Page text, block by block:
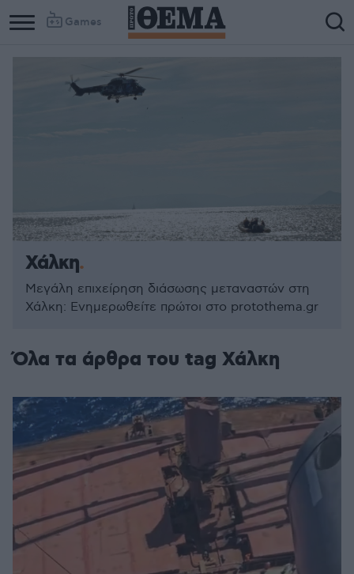
Games
Χάλκη
Μεγάλη επιχείρηση διάσωσης μεταναστών στη
Χάλκη: Ενημερωθείτε πρώτοι στο protothema.gr
Όλα τα άρθρα του tag Χάλκη